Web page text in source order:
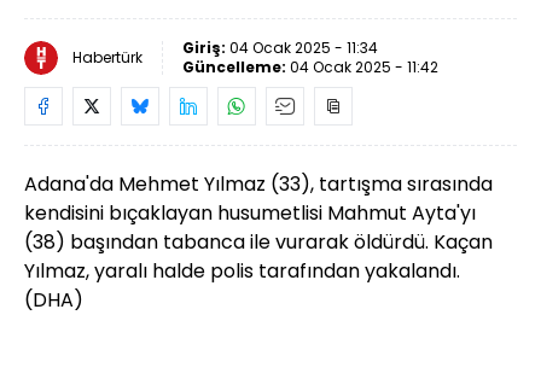
Habertürk Giriş: 04 Ocak 2025 - 11:34
Güncelleme: 04 Ocak 2025 - 11:42
Adana'da Mehmet Yılmaz (33), tartışma sırasında
kendisini bıçaklayan husumetlisi Mahmut Ayta'yı
(38) başından tabanca ile vurarak öldürdü. Kaçan
Yılmaz, yaralı halde polis tarafından yakalandı.
(DHA)